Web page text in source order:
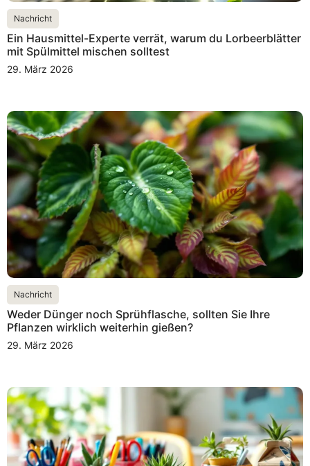
Nachricht
Ein Hausmittel-Experte verrät, warum du Lorbeerblätter
mit Spülmittel mischen solltest
29. März 2026
Nachricht
Weder Dünger noch Sprühflasche, sollten Sie Ihre
Pflanzen wirklich weiterhin gießen?
29. März 2026